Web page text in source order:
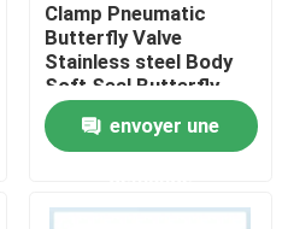
pneumatique
Clamp Pneumatic
Butterfly Valve
Stainless steel Body
Soft Seal Butterfly
Valve
envoyer une